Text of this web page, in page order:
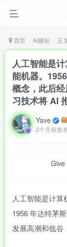
首页 AI建站 正
人工智能是
能机器。
概念，此后
习技术将 AI
Yave
2个月前发
Give
人工智能是计算
1956 年达特茅
发展高潮和低谷